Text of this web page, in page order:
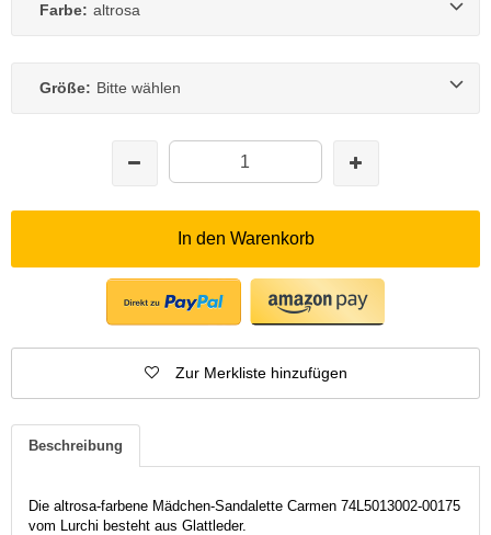
Farbe: altrosa
Größe: Bitte wählen
In den Warenkorb
Zur Merkliste hinzufügen
Beschreibung
Die altrosa-farbene Mädchen-Sandalette Carmen 74L5013002-00175
vom Lurchi besteht aus Glattleder.